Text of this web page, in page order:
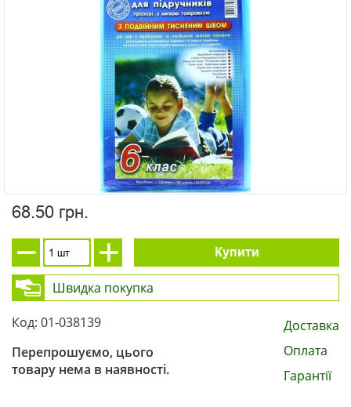
68.50 грн.
Купити
Швидка покупка
Код: 01-038139
Перепрошуємо, цього
товару нема в наявності.
Доставка
Оплата
Гарантії